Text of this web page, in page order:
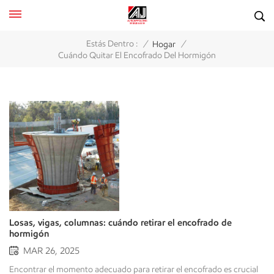
Estás Dentro : / Hogar /
Cuándo Quitar El Encofrado Del Hormigón
Losas, vigas, columnas: cuándo retirar el encofrado de
hormigón
MAR 26, 2025
Encontrar el momento adecuado para retirar el encofrado es crucial